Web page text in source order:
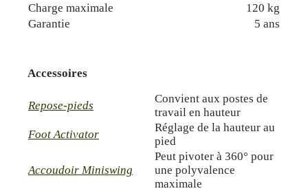
Charge maximale
120 kg
Garantie
5 ans
Accessoires
Repose-pieds
Convient aux postes de
travail en hauteur
Foot Activator
Réglage de la hauteur au
pied
Accoudoir Miniswing
Peut pivoter à 360° pour
une polyvalence
maximale